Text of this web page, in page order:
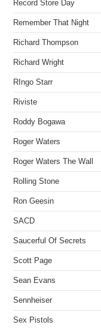
Record Store Day
Remember That Night
Richard Thompson
Richard Wright
RIngo Starr
Riviste
Roddy Bogawa
Roger Waters
Roger Waters The Wall
Rolling Stone
Ron Geesin
SACD
Saucerful Of Secrets
Scott Page
Sean Evans
Sennheiser
Sex Pistols